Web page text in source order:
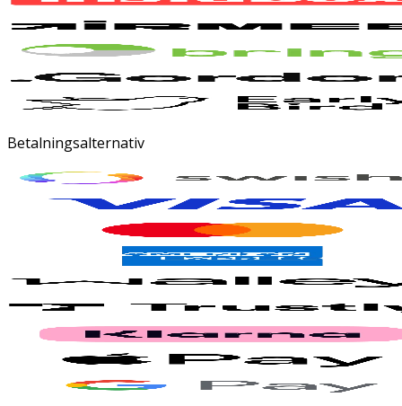
Betalningsalternativ